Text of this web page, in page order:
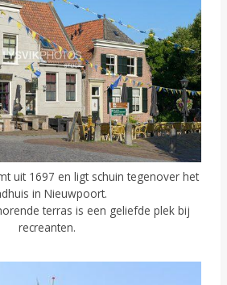
uit 1697 en ligt schuin tegenover het
in Nieuwpoort.
terras is een geliefde plek bij
recreanten.